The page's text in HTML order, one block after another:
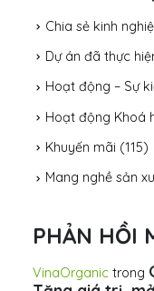
Chia sẻ kinh
Dự án đã thực
Hoạt động – Sự
Hoạt động Khoá
Khuyến mãi (115)
Mang nghề sản
PHẢN HỒI
VinaOrganic trong